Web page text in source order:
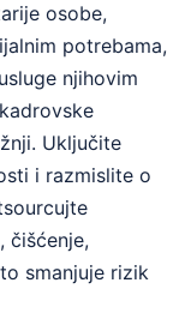
osobe,
potrebama,
njihovim
Uključite
i razmislite o
čišćenje,
smanjuje rizik